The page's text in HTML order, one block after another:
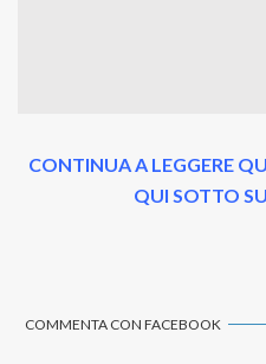
CONTINUA A LEGGERE
QUI SOTTO SU
COMMENTA CON FACEBOOK